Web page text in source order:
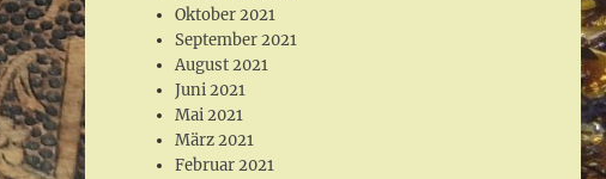
Oktober 2021
September 2021
August 2021
Juni 2021
Mai 2021
März 2021
Februar 2021